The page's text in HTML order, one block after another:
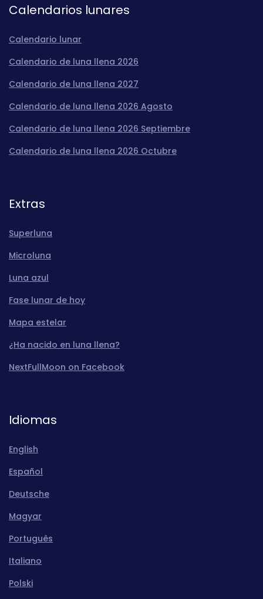
Calendarios lunares
Calendario lunar
Calendario de luna llena 2026
Calendario de luna llena 2027
Calendario de luna llena 2026 Agosto
Calendario de luna llena 2026 Septiembre
Calendario de luna llena 2026 Octubre
Extras
Superluna
Microluna
Luna azul
Fase lunar de hoy
Mapa estelar
¿Ha nacido en luna llena?
NextFullMoon on Facebook
Idiomas
English
Español
Deutsche
Magyar
Português
Italiano
Polski